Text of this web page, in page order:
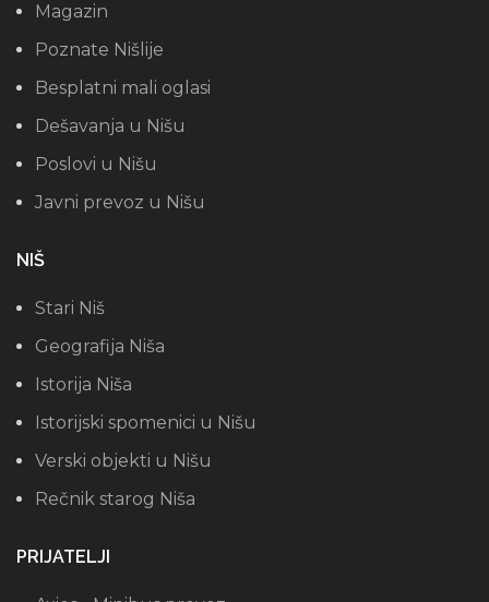
Magazin
Poznate Nišlije
Besplatni mali oglasi
Dešavanja u Nišu
Poslovi u Nišu
Javni prevoz u Nišu
NIŠ
Stari Niš
Geografija Niša
Istorija Niša
Istorijski spomenici u Nišu
Verski objekti u Nišu
Rečnik starog Niša
PRIJATELJI